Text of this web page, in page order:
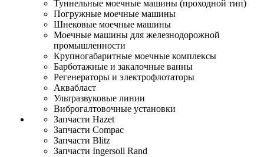
Туннельные моечные машины (проходной тип)
Погружные моечные машины
Шнековые моечные машины
Моечные машины для железнодорожной
промышленности
Крупногабаритные моечные комплексы
Барботажные и закалочные ванны
Регенераторы и электрофлотаторы
Аквабласт
Ультразвуковые линии
Виброгалтовочные установки
Запчасти Hazet
Запчасти Compac
Запчасти Blitz
Запчасти Ingersoll Rand